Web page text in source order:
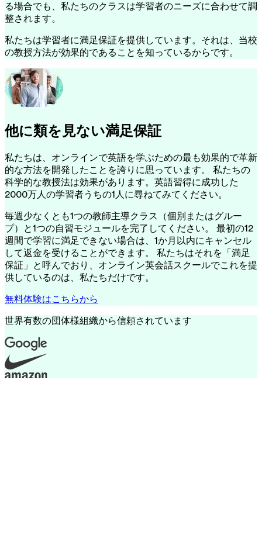
る場合でも、私たちのクラスは学習者のニーズに合わせて調
整されます。
私たちは学習者に満足保証を提供しています。それは、当校
の教授方法が効果的であることを知っているからです。
他に類を見ない満足保証
私たちは、オンラインで英語を学ぶための最も効果的で革新
的な方法を開発したことを誇りに思っています。 私たちの
科学的な教授法は効果があります。英語習得に成功した
2000万人の学習者うちの1人に尋ねてみてください。
毎週少なくとも1つの教師主導クラス（個別またはグルー
プ）と1つの自習モジュールを完了してください。 最初の12
週間で学習に満足できない場合は、1か月以内にキャンセル
して返金を受けることができます。 私たちはそれを「満足
保証」と呼んでおり、オンライン英会話スクールでこれを提
供しているのは、私たちだけです。
無料体験はこちらから
世界有数の団体様組織から信頼されています